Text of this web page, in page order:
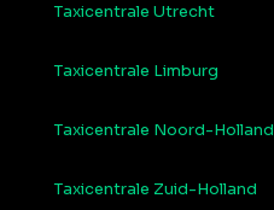
Taxicentrale Utrecht
Taxicentrale Limburg
Taxicentrale Noord-Holland
Taxicentrale Zuid-Holland